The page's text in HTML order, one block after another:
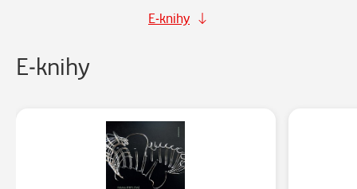
E-knihy
E-knihy